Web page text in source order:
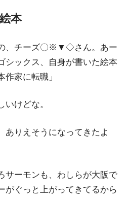
本
、チーズ〇※▼◇さん。あー
シックス、自身が書いた絵本
家に転職」
けどな。
ありえそうになってきたよ
サーモンも、わしらが大阪で
がぐっと上がってきてるから